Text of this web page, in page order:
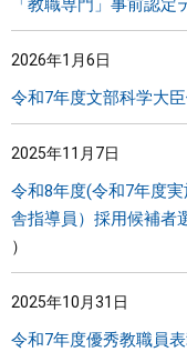
「教職専門」事前認定
2026年1月6日
令和7年度文部科学大
2025年11月7日
令和8年度(令和7年度
舎指導員）採用候補者
2025年10月31日
令和7年度優秀教職員